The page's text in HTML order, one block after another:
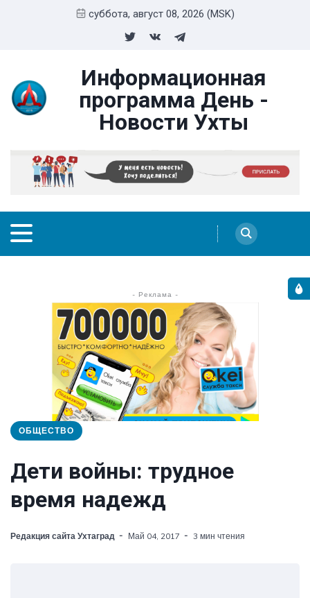
суббота, август 08, 2026 (MSK)
Информационная
программа День -
Новости Ухты
- Реклама -
ОБЩЕСТВО
Дети войны: трудное
время надежд
Редакция сайта Ухтаград Май 04, 2017 3 мин чтения